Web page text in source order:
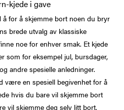
kjede i gave
for å skjemme bort noen du bryr
brede utvalg av klassiske
noe for enhver smak. Et kjede
som for eksempel jul, bursdager,
andre spesielle anledninger.
være en spesiell begivenhet for å
hvis du bare vil skjemme bort
vil skjemme deg selv litt bort.